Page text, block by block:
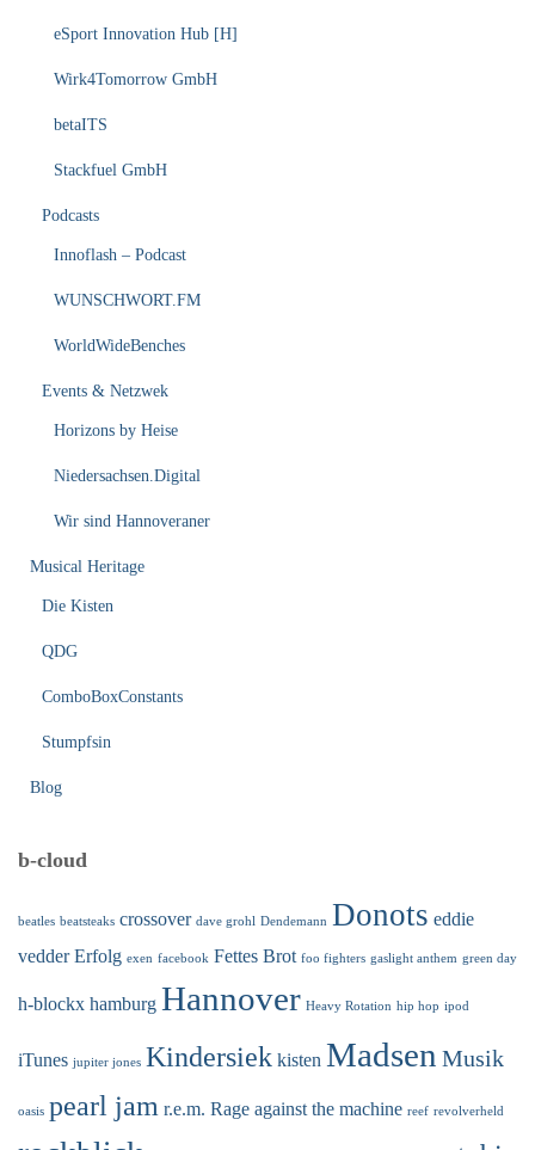
eSport Innovation Hub [H]
Wirk4Tomorrow GmbH
betaITS
Stackfuel GmbH
Podcasts
Innoflash – Podcast
WUNSCHWORT.FM
WorldWideBenches
Events & Netzwek
Horizons by Heise
Niedersachsen.Digital
Wir sind Hannoveraner
Musical Heritage
Die Kisten
QDG
ComboBoxConstants
Stumpfsin
Blog
b-cloud
beatles beatsteaks crossover dave grohl Dendemann Donots eddie
vedder Erfolg exen facebook Fettes Brot foo fighters gaslight anthem green day
h-blockx hamburg Hannover Heavy Rotation hip hop ipod
iTunes jupiter jones Kindersiek kisten Madsen Musik
oasis pearl jam r.e.m. Rage against the machine reef revolverheld